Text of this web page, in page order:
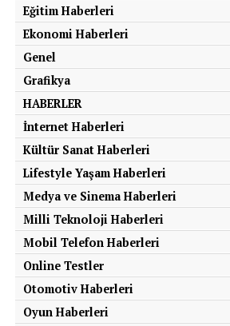
Eğitim Haberleri
Ekonomi Haberleri
Genel
Grafikya
HABERLER
İnternet Haberleri
Kültür Sanat Haberleri
Lifestyle Yaşam Haberleri
Medya ve Sinema Haberleri
Milli Teknoloji Haberleri
Mobil Telefon Haberleri
Online Testler
Otomotiv Haberleri
Oyun Haberleri